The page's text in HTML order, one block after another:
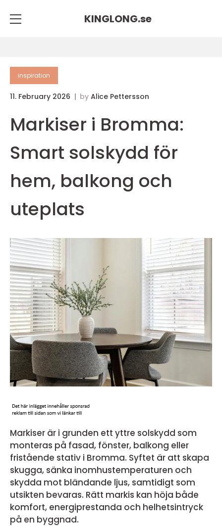
KINGLONG.se
inspiration
11. February 2026 by Alice Pettersson
Markiser i Bromma:
Smart solskydd för
hem, balkong och
uteplats
Markiser är i grunden ett yttre solskydd som
monteras på fasad, fönster, balkong eller
fristående stativ i Bromma. Syftet är att skapa
skugga, sänka inomhustemperaturen och
skydda mot bländande ljus, samtidigt som
utsikten bevaras. Rätt markis kan höja både
komfort, energiprestanda och helhetsintryck
på en byggnad.